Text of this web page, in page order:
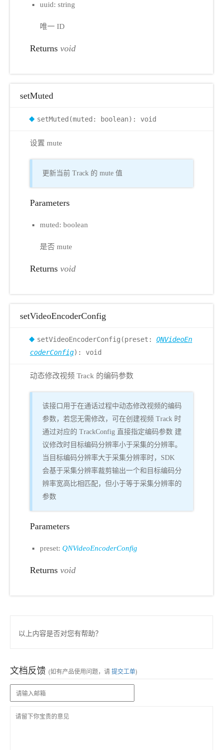
uuid: string
唯一 ID
Returns void
setMuted
setMuted(muted: boolean): void
设置 mute
更新当前 Track 的 mute 值
Parameters
muted: boolean
是否 mute
Returns void
setVideoEncoderConfig
setVideoEncoderConfig(preset: QNVideoEn
coderConfig): void
动态修改视频 Track 的编码参数
该接口用于在通话过程中动态修改视频的编码
参数，若您无需修改，可在创建视频 Track 时
通过对应的 TrackConfig 直接指定编码参数 建
议修改时目标编码分辨率小于采集的分辨率。
当目标编码分辨率大于采集分辨率时，SDK
会基于采集分辨率裁剪输出一个和目标编码分
辨率宽高比相匹配，但小于等于采集分辨率的
参数
Parameters
preset: QNVideoEncoderConfig
Returns void
以上内容是否对您有帮助？
文档反馈 (如有产品使用问题，请提交工单)